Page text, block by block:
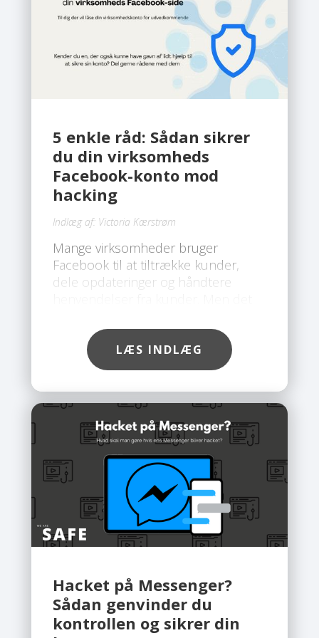
5 enkle råd: Sådan sikrer
du din virksomheds
Facebook-konto mod
hacking
Indlæg af: Victoria Kærstrøm
Mange virksomheder bruger
Facebook til at tiltrække kunder,
dele opdateringer og håndtere
mål for hackere. Desværre ser vi hos
Safe, at flere og flere
virksomhedskonti bliver hacket, ofte
gode nyhed er, at du med få simple
skridt kan beskytte din konto. Du
behøver ikke være teknisk ekspert,
så længe du følger rådene
herunder.
LÆS INDLÆG
Hacket på Messenger?
Sådan genvinder du
kontrollen og sikrer din